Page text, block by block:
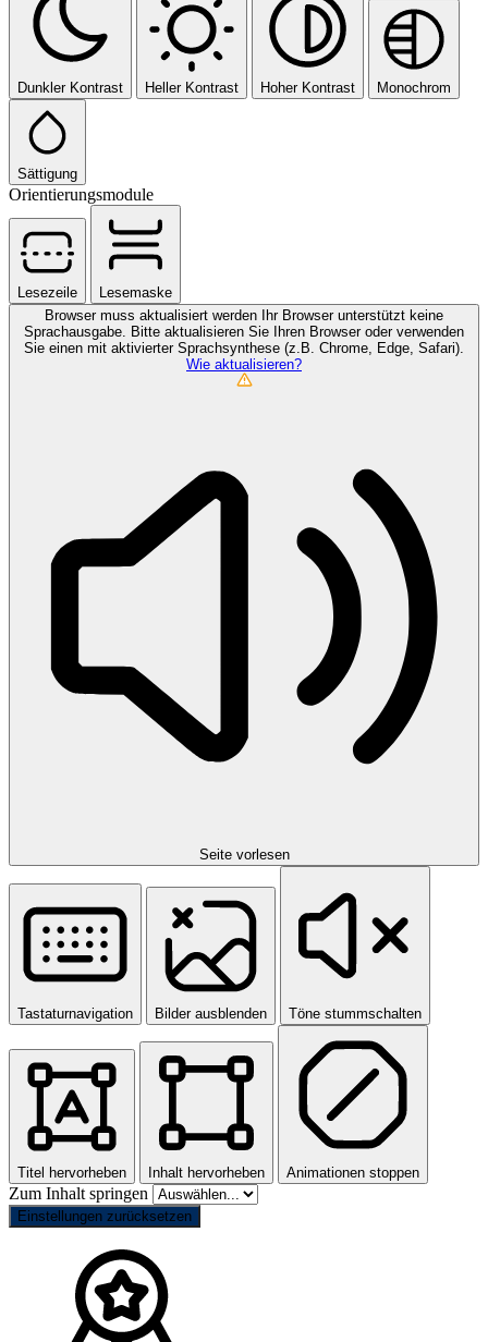
Dunkler Kontrast Heller Kontrast Hoher Kontrast Monochrom
Sättigung
Orientierungsmodule
Lesezeile
Lesemaske
Browser muss aktualisiert werden
Ihr Browser unterstützt keine
Sprachausgabe. Bitte aktualisieren Sie Ihren Browser oder verwenden
Sie einen mit aktivierter Sprachsynthese (z.B. Chrome, Edge, Safari).
Wie aktualisieren?
Seite vorlesen
Tastaturnavigation Bilder ausblenden Töne stummschalten
Titel hervorheben Inhalt hervorheben Animationen stoppen
Zum Inhalt springen
Einstellungen zurücksetzen